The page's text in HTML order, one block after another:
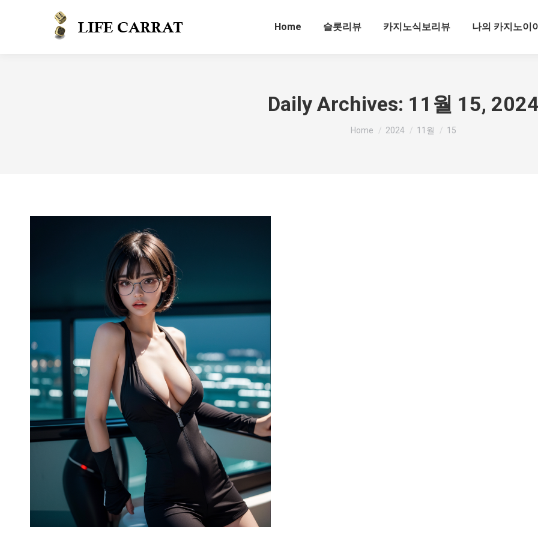
Home 슬롯리뷰 카지노식보리뷰 나의 카지노이
Daily Archives: 11월 15, 2024
You are here:
Home 2024 11월 15